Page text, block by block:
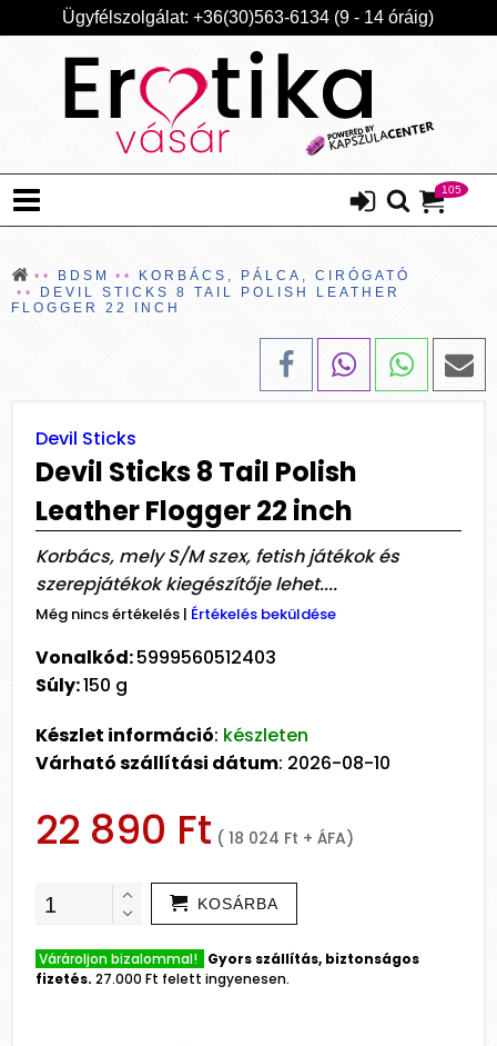
Ügyfélszolgálat: +36(30)563-6134 (9 - 14 óráig)
105
BDSM
KORBÁCS, PÁLCA, CIRÓGATÓ
DEVIL STICKS 8 TAIL POLISH LEATHER
FLOGGER 22 INCH
Devil Sticks
Devil Sticks 8 Tail Polish
Leather Flogger 22 inch
Korbács, mely S/M szex, fetish játékok és
szerepjátékok kiegészítője lehet....
Még nincs értékelés | Értékelés beküldése
Vonalkód:5999560512403
Súly:150 g
Készlet információ: készleten
Várható szállítási dátum: 2026-08-10
22 890 Ft ( 18 024 Ft + ÁFA)
KOSÁRBA
Várároljon bizalommal! Gyors szállítás, biztonságos
fizetés. 27.000 Ft felett ingyenesen.